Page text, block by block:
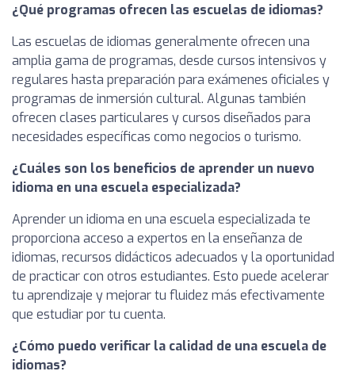
¿Qué programas ofrecen las escuelas de idiomas?
Las escuelas de idiomas generalmente ofrecen una
amplia gama de programas, desde cursos intensivos y
regulares hasta preparación para exámenes oficiales y
programas de inmersión cultural. Algunas también
ofrecen clases particulares y cursos diseñados para
necesidades específicas como negocios o turismo.
¿Cuáles son los beneficios de aprender un nuevo
idioma en una escuela especializada?
Aprender un idioma en una escuela especializada te
proporciona acceso a expertos en la enseñanza de
idiomas, recursos didácticos adecuados y la oportunidad
de practicar con otros estudiantes. Esto puede acelerar
tu aprendizaje y mejorar tu fluidez más efectivamente
que estudiar por tu cuenta.
¿Cómo puedo verificar la calidad de una escuela de
idiomas?